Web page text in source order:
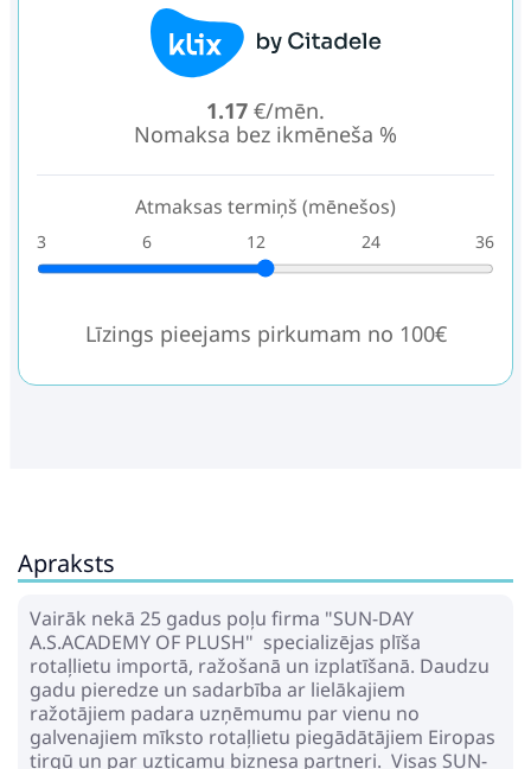
1.17 €/mēn.
Nomaksa bez ikmēneša %
Atmaksas termiņš (mēnešos)
3 6 12 24 36
Līzings pieejams pirkumam no 100€
Apraksts
Vairāk nekā 25 gadus poļu firma "SUN-DAY
A.S.ACADEMY OF PLUSH" specializējas plīša
rotaļlietu importā, ražošanā un izplatīšanā. Daudzu
gadu pieredze un sadarbība ar lielākajiem
ražotājiem padara uzņēmumu par vienu no
galvenajiem mīksto rotaļlietu piegādātājiem Eiropas
tirgū un par uzticamu biznesa partneri. Visas SUN-